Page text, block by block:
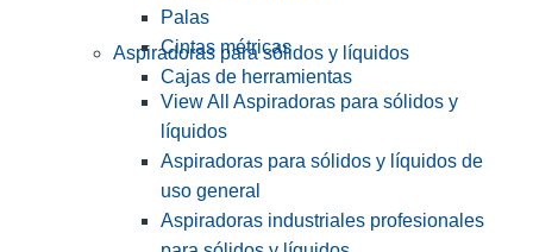
Palas
Cintas métricas
Cajas de herramientas
Aspiradoras para sólidos y líquidos
View All Aspiradoras para sólidos y
líquidos
Aspiradoras para sólidos y líquidos de
uso general
Aspiradoras industriales profesionales